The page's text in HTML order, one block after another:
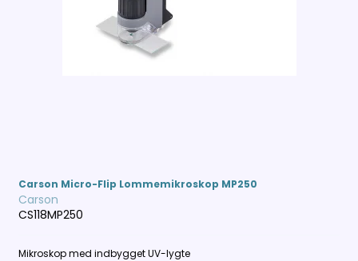
Carson Micro-Flip Lommemikroskop MP250
Carson
CS118MP250
Mikroskop med indbygget UV-lygte